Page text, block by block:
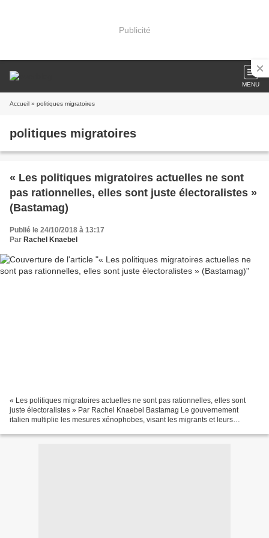
Publicité
MENU
Accueil » politiques migratoires
politiques migratoires
« Les politiques migratoires actuelles ne sont
pas rationnelles, elles sont juste électoralistes »
(Bastamag)
Publié le 24/10/2018 à 13:17
Par Rachel Knaebel
« Les politiques migratoires actuelles ne sont pas rationnelles, elles sont
juste électoralistes » Par Rachel Knaebel Bastamag Le gouvernement
italien multiplie les mesures xénophobes, visant les migrants et leurs